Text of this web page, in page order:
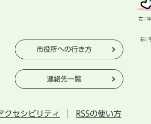
市役所への行き方
連絡先一覧
クセシビリティ RSSの使い方